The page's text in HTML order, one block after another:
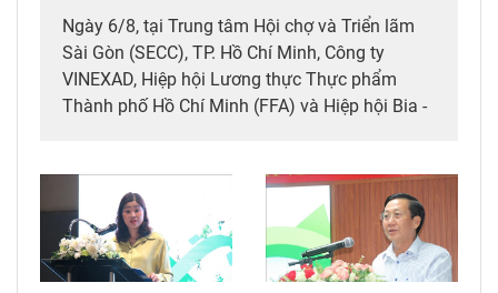
Ngày 6/8, tại Trung tâm Hội chợ và Triển lãm
Sài Gòn (SECC), TP. Hồ Chí Minh, Công ty
VINEXAD, Hiệp hội Lương thực Thực phẩm
Thành phố Hồ Chí Minh (FFA) và Hiệp hội Bia -
kết hợp hai chuyên ngành thực phẩm, đồ uống
và thiết bị - công nghệ chế biến, bao bì
(Vietfood & Beverage - Propack Vietnam 2026).